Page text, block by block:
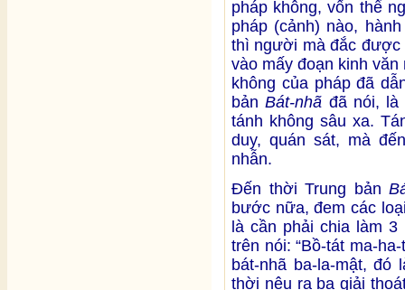
pháp không, vốn thể
pháp (cảnh) nào,
thì người mà đắc được
vào mấy đoạn kinh
không của pháp đã
bảnBát-nhã đã nói, là
tánh không sâu xa.
duy, quán sát, mà
nhẫn.
Đến thời Trung bản
bước nữa, đem các
là cần phải chia làm
trên nói: “Bồ-tát ma-
bát-nhã ba-la-mật, đó
thời nêu ra ba giải